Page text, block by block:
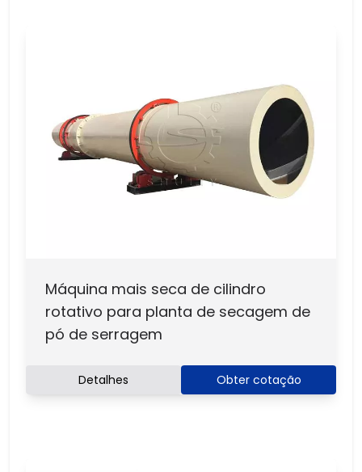
Máquina mais seca de cilindro
rotativo para planta de secagem de
pó de serragem
Detalhes Obter cotação